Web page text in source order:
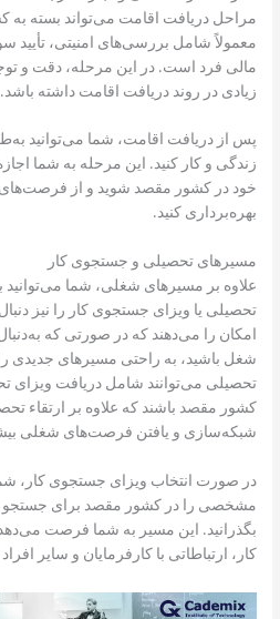
مراحل دریافت اقامت می‌تواند بسته به
معمولاً شامل بررسی‌های امنیتی، تأیید
مالی فرد است. در این مرحله، دقت و
زیادی در روند دریافت اقامت داشته باشد.
پس از دریافت اقامت، شما می‌توانید
زندگی و کار کنید. این مرحله به شما
خود در کشور مقصد شوید و از
بهره‌برداری کنید.
مسیرهای تحصیلی و جستجوی کار
علاوه بر مسیرهای شغلی، شما
تحصیلی یا ویزای جستجوی کار را نیز
امکان را می‌دهند که در صورتی که به‌دنبال
شغل باشید، به راحتی مسیرهای جدیدی
تحصیلی می‌توانند شامل دریافت ویزای
کشور مقصد باشند که علاوه بر ارتقاء
شبکه‌سازی و یافتن فرصت‌های شغلی
در صورت انتخاب ویزای جستجوی کار،
مشخصی را در کشور مقصد برای جستجو
بگذرانید. این مسیر به شما فرصت می‌دهد
کار، ارتباطاتی با کارفرمایان و سایر